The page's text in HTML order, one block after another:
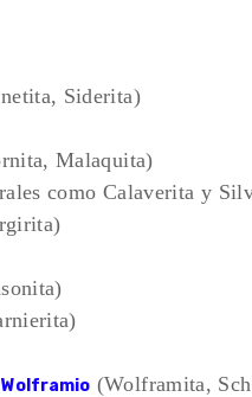
Siderita)
Malaquita)
como Calaverita y
Wolframio (Wolframita,